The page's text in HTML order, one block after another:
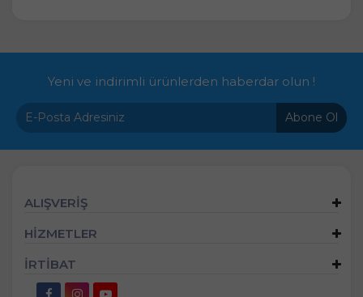
Yeni ve indirimli ürünlerden haberdar olun !
Abone Ol
ALIŞVERİŞ
HİZMETLER
İRTİBAT